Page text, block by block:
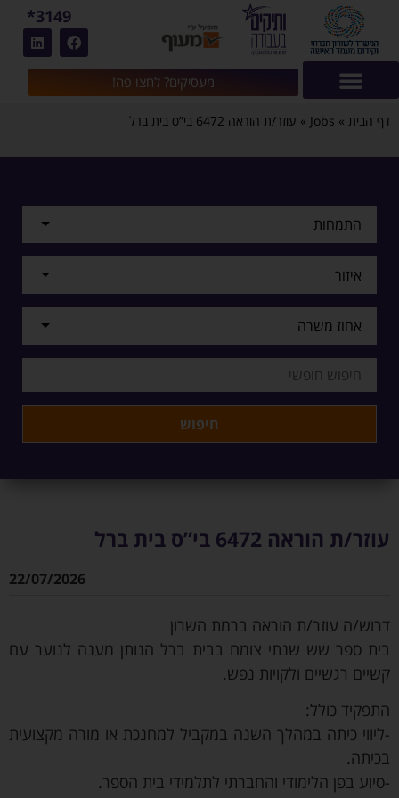
מעסיקים? לחצו פה!
3149*
דף הבית »
Jobs
» עוזר/ת הוראה 6472 בי”ס בית ברל
התמחות
איזור
אחוז משרה
עוזר/ת הוראה 6472 בי”ס בית ברל
22/07/2026
דרוש/ה עוזר/ת הוראה ברמת השרון
בית ספר שש שנתי צומח בבית ברל הנותן מענה לנוער עם
קשיים רגשיים ולקויות נפש.
התפקיד כולל:
-ליווי כיתה במהלך השנה במקביל למחנכת או מורה מקצועית
בכיתה.
-סיוע בפן הלימודי והחברתי לתלמידי בית הספר.